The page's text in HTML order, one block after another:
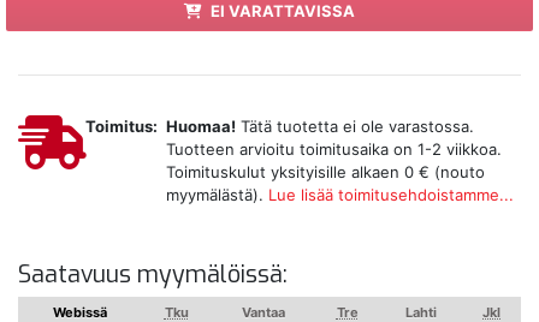
EI VARATTAVISSA
Toimitus: Huomaa! Tätä tuotetta ei ole varastossa.
Tuotteen arvioitu toimitusaika on 1-2 viikkoa.
Toimituskulut yksityisille alkaen 0 € (nouto
myymälästä). Lue lisää toimitusehdoistamme...
Saatavuus myymälöissä:
Webissä Tku Vantaa Tre Lahti Jkl